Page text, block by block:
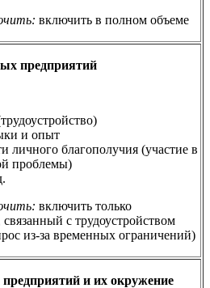
включить в полном объеме
предприятий
и опыт
личного благополучия (участие в
проблемы)
включить только
связанный с трудоустройством
из-за временных ограничений)
и их окружение